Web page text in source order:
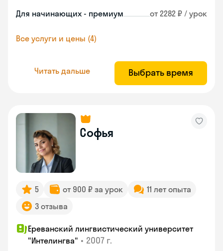
Для начинающих - премиум от 2282 ₽ / урок
Все услуги и цены (4)
Читать дальше Выбрать время
Софья
5 от 900 ₽ за урок
11 лет опыта
3 отзыва
Ереванский лингвистический университет
"Интелингва" • 2007 г.